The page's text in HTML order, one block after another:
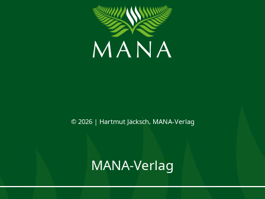
© 2026 | Hartmut Jäcksch, MANA-Verlag
MANA-Verlag